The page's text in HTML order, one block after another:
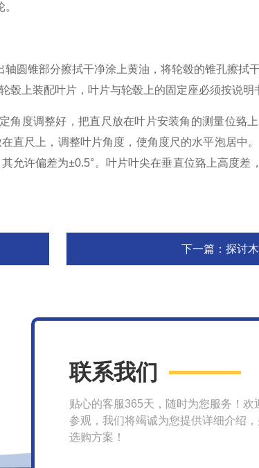
锥部分擦拭干净涂上黄油，将轮毂的锥孔擦拭
上装配叶片，叶片与轮毂上的固定座必须按说明
度调整好，把直尺放在叶片安装角的测量位臵
直尺上，调整叶片角度，使角度尺的水平泡居中
允许偏差为±0.5°。叶片叶尖在垂直位臵上高度差
下一篇： 探讨
联系我们
贴心的客服365天，随时为您服务！欢
参观，我们将竭诚为您提供详细介绍
选购方案！